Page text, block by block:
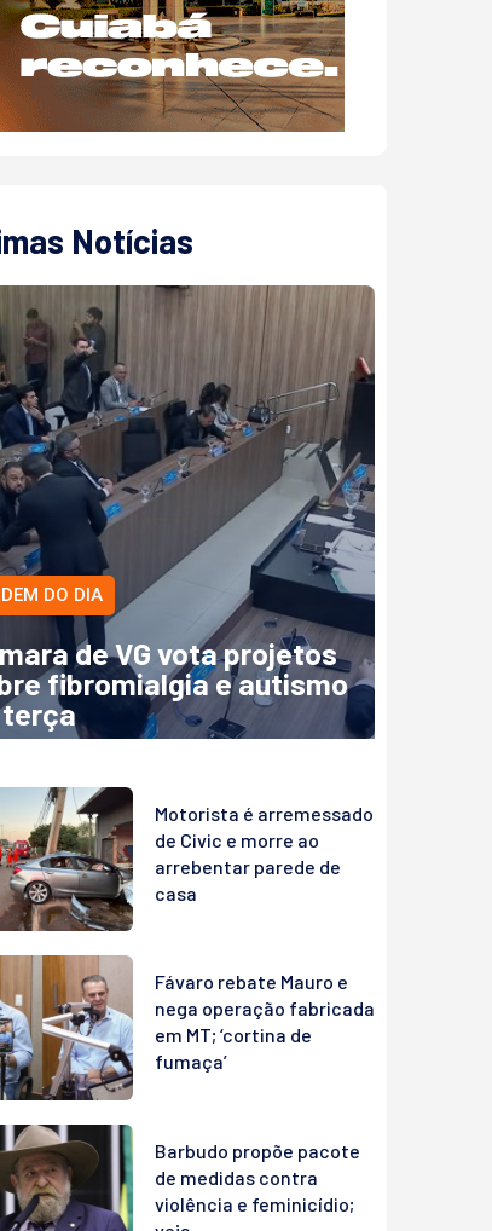
Notícias
DO DIA
de VG vota projetos
fibromialgia e autismo
terça
Motorista é arremessado
de Civic e morre ao
arrebentar parede de
casa
Fávaro rebate Mauro e
nega operação fabricada
em MT; ‘cortina de
fumaça’
Barbudo propõe pacote
de medidas contra
violência e feminicídio;